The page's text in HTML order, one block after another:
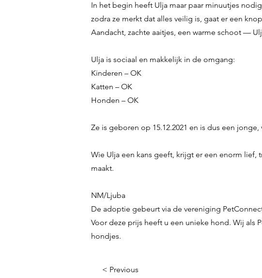
In het begin heeft Ulja maar paar minuutjes
zodra ze merkt dat alles veilig is, gaat er een
Aandacht, zachte aaitjes, een warme schoot —
Ulja is sociaal en makkelijk in de omgang:
Kinderen – OK
Katten – OK
Honden – OK
Ze is geboren op 15.12.2021 en is dus een
Wie Ulja een kans geeft, krijgt er een enorm
maakt.
NM/Ljuba
De adoptie gebeurt via de vereniging
Voor deze prijs heeft u een unieke hond. Wij
hondjes.
< Previous